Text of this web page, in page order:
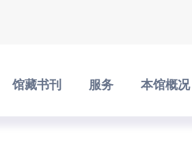
馆藏书刊 服务 本馆概况